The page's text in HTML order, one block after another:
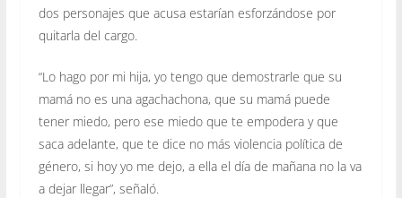
dos personajes que acusa estarían esforzándose por
quitarla del cargo.
“Lo hago por mi hija, yo tengo que demostrarle que su
mamá no es una agachachona, que su mamá puede
tener miedo, pero ese miedo que te empodera y que
saca adelante, que te dice no más violencia política de
género, si hoy yo me dejo, a ella el día de mañana no la va
a dejar llegar”, señaló.